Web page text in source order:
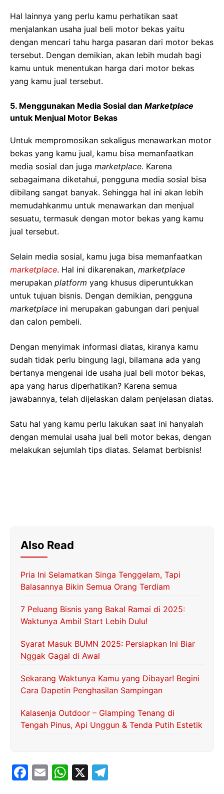
Hal lainnya yang perlu kamu perhatikan saat
menjalankan usaha jual beli motor bekas yaitu
dengan mencari tahu harga pasaran dari motor bekas
tersebut. Dengan demikian, akan lebih mudah bagi
kamu untuk menentukan harga dari motor bekas
yang kamu jual tersebut.
5. Menggunakan Media Sosial dan Marketplace
untuk Menjual Motor Bekas
Untuk mempromosikan sekaligus menawarkan motor
bekas yang kamu jual, kamu bisa memanfaatkan
media sosial dan juga marketplace. Karena
sebagaimana diketahui, pengguna media sosial bisa
dibilang sangat banyak. Sehingga hal ini akan lebih
memudahkanmu untuk menawarkan dan menjual
sesuatu, termasuk dengan motor bekas yang kamu
jual tersebut.
Selain media sosial, kamu juga bisa memanfaatkan
marketplace. Hal ini dikarenakan, marketplace
merupakan platform yang khusus diperuntukkan
untuk tujuan bisnis. Dengan demikian, pengguna
marketplace ini merupakan gabungan dari penjual
dan calon pembeli.
Dengan menyimak informasi diatas, kiranya kamu
sudah tidak perlu bingung lagi, bilamana ada yang
bertanya mengenai ide usaha jual beli motor bekas,
apa yang harus diperhatikan? Karena semua
jawabannya, telah dijelaskan dalam penjelasan diatas.
Satu hal yang kamu perlu lakukan saat ini hanyalah
dengan memulai usaha jual beli motor bekas, dengan
melakukan sejumlah tips diatas. Selamat berbisnis!
Also Read
Pria Ini Selamatkan Singa Tenggelam, Tapi
Balasannya Bikin Semua Orang Terdiam
7 Peluang Bisnis yang Bakal Ramai di 2025:
Waktunya Ambil Start Lebih Dulu!
Syarat Masuk BUMN 2025: Persiapkan Ini Biar
Nggak Gagal di Awal
Sekarang Waktunya Kamu yang Dibayar! Begini
Cara Dapetin Penghasilan Sampingan
Kalasenja Outdoor – Glamping Tenang di
Tengah Pinus, Api Unggun & Tenda Putih Estetik
F
E
W X